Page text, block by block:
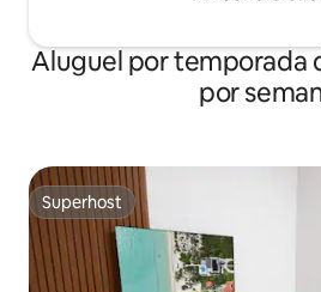
Aluguel por temporada
por
Superhost
Superhost